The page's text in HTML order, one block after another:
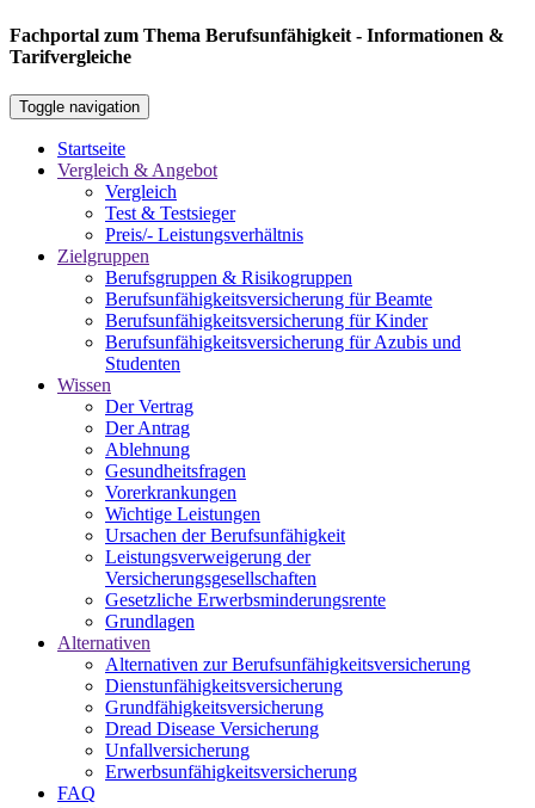
Fachportal zum Thema Berufsunfähigkeit - Informationen &
Tarifvergleiche
Toggle navigation
Startseite
Vergleich & Angebot
Vergleich
Test & Testsieger
Preis/- Leistungsverhältnis
Zielgruppen
Berufsgruppen & Risikogruppen
Berufsunfähigkeitsversicherung für Beamte
Berufsunfähigkeitsversicherung für Kinder
Berufsunfähigkeitsversicherung für Azubis und
Studenten
Wissen
Der Vertrag
Der Antrag
Ablehnung
Gesundheitsfragen
Vorerkrankungen
Wichtige Leistungen
Ursachen der Berufsunfähigkeit
Leistungsverweigerung der
Versicherungsgesellschaften
Gesetzliche Erwerbsminderungsrente
Grundlagen
Alternativen
Alternativen zur Berufsunfähigkeitsversicherung
Dienstunfähigkeitsversicherung
Grundfähigkeitsversicherung
Dread Disease Versicherung
Unfallversicherung
Erwerbsunfähigkeitsversicherung
FAQ